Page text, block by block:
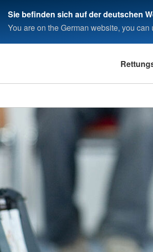
Sie befinden sich auf der deutschen
You are on the German website, you